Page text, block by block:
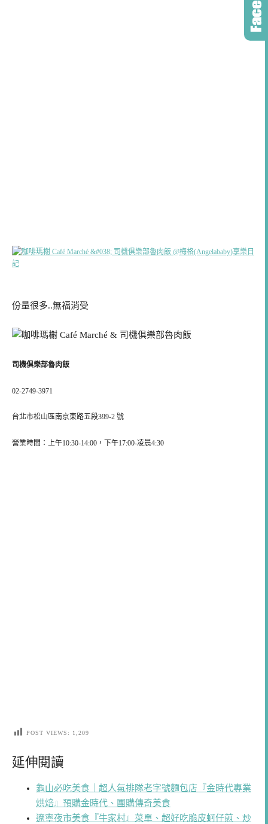
份量很多..無福消受
司機俱樂部魯肉飯
02-2749-3971
台北市松山區南京東路五段399-2 號
營業時間：上午10:30-14:00，下午17:00-凌晨4:30
POST VIEWS: 1,209
延伸閱讀
龜山必吃美食｜超人氣排隊老字號麵包店『金時代專業
烘焙』預購金時代、團購傳奇美食
遼寧夜市美食『牛家村』菜單、超好吃脆皮蚵仔煎、炒